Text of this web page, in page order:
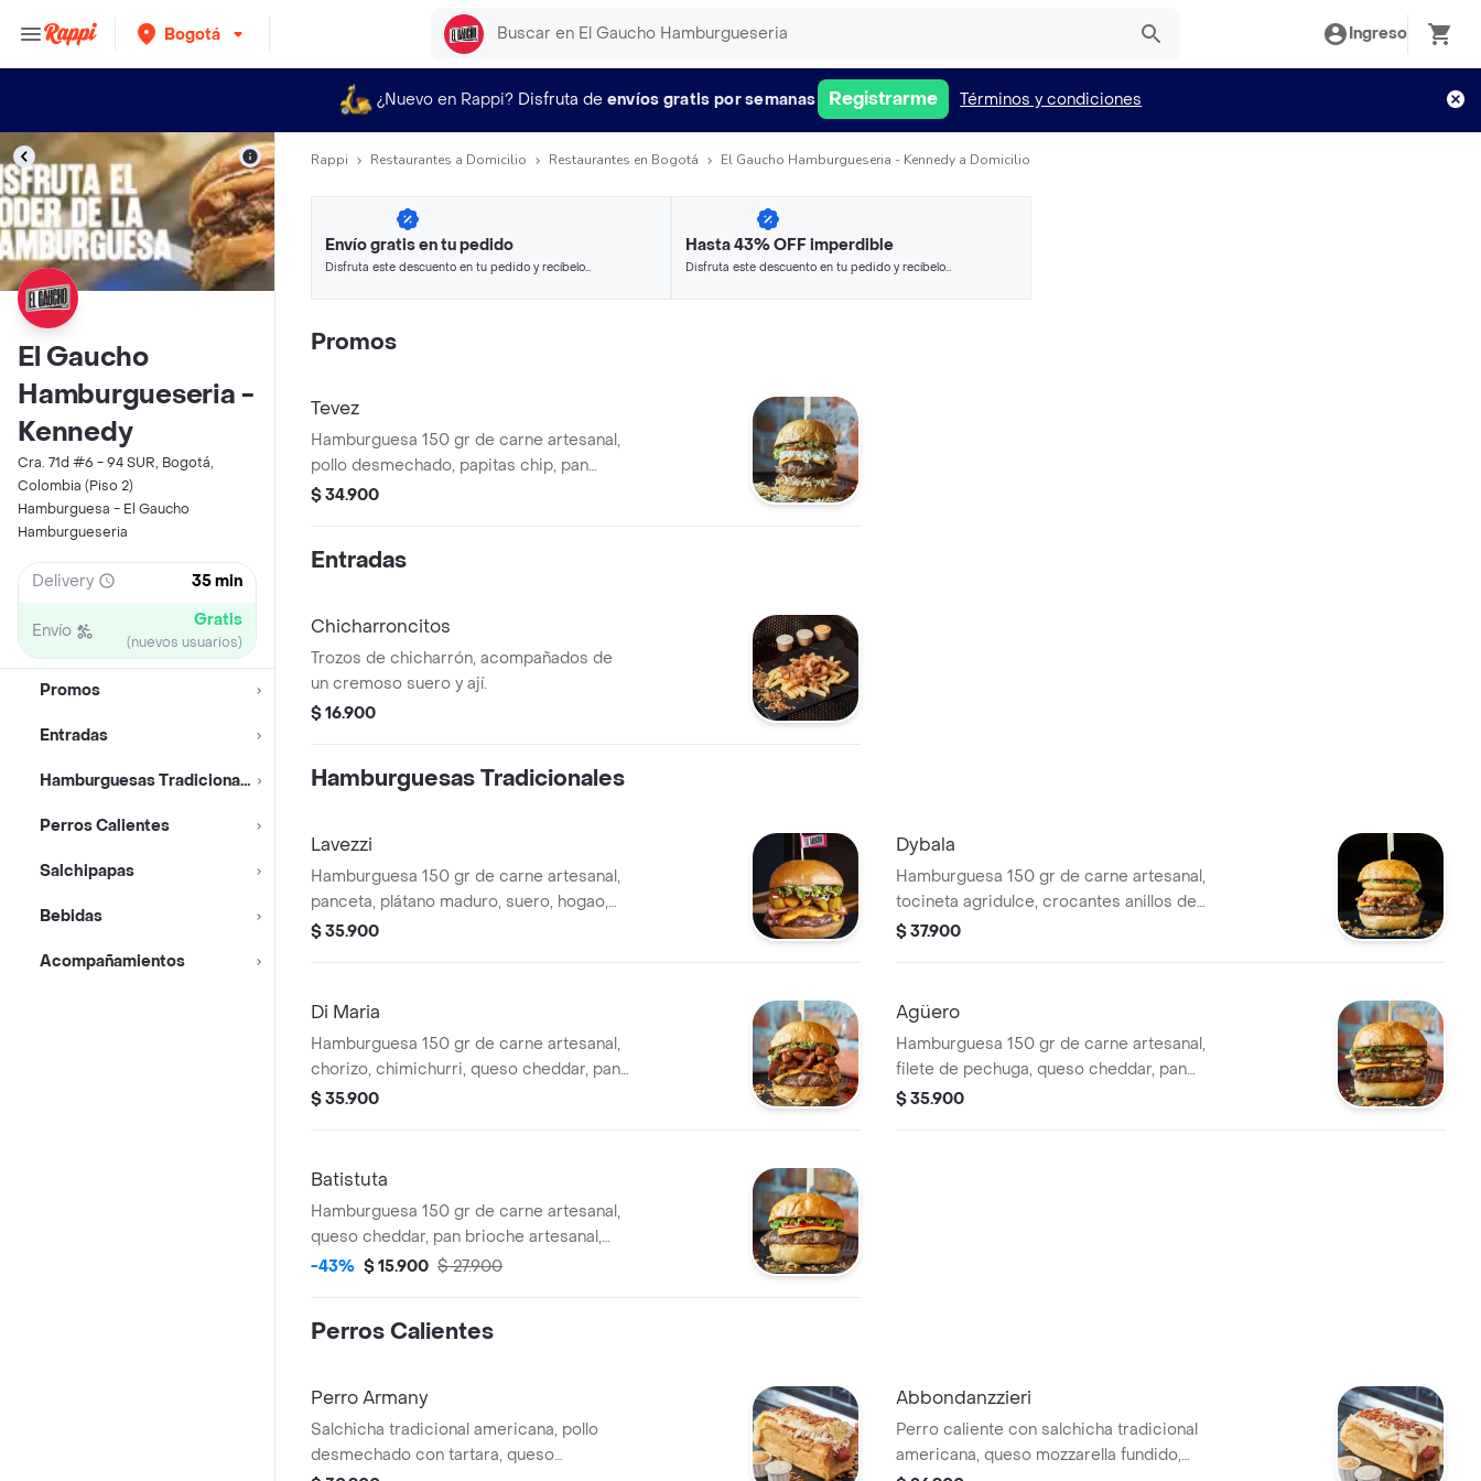
Bogotá Ingreso
¿Nuevo en Rappi? Disfruta de envíos gratis por semanas Registrarme Términos y condiciones
El Gaucho
Hamburgueseria -
Kennedy
Cra. 71d #6 - 94 SUR, Bogotá,
Colombia (Piso 2)
Hamburguesa - El Gaucho
Hamburgueseria
Delivery 35 min
Envío Gratis
(nuevos usuarios)
Promos
Entradas
Hamburguesas Tradicionales
Perros Calientes
Salchipapas
Bebidas
Acompañamientos
Rappi Restaurantes a Domicilio Restaurantes en Bogotá El Gaucho Hamburgueseria - Kennedy a Domicilio
Envío gratis en tu pedido
Disfruta este descuento en tu pedido y recíbelo
Hasta 43% OFF imperdible
Disfruta este descuento en tu pedido y recíbelo
Promos
Tevez
Hamburguesa 150 gr de carne artesanal,
pollo desmechado, papitas chip, pan
brioche artesanal, lechuga, tomate,
$ 34.900
Entradas
Chicharroncitos
Trozos de chicharrón, acompañados de
un cremoso suero y ají.
$ 16.900
Hamburguesas Tradicionales
Lavezzi
Hamburguesa 150 gr de carne artesanal,
panceta, plátano maduro, suero, hogao,
queso fundido, pan brioche artesanal,
$ 35.900
Dybala
Hamburguesa 150 gr de carne artesanal,
tocineta agridulce, crocantes anillos de
cebolla, queso cheddar, pan brioche
$ 37.900
Di Maria
Hamburguesa 150 gr de carne artesanal,
chorizo, chimichurri, queso cheddar, pan
brioche artesanal, lechuga, tomate,
$ 35.900
Agüero
Hamburguesa 150 gr de carne artesanal,
filete de pechuga, queso cheddar, pan
brioche artesanal, lechuga, cebolla,
$ 35.900
Batistuta
Hamburguesa 150 gr de carne artesanal,
queso cheddar, pan brioche artesanal,
lechuga, tomate, cebolla y salsas de la
-43% $ 15.900 $ 27.900
Perros Calientes
Perro Armany
Salchicha tradicional americana, pollo
desmechado con tartara, queso
Abbondanzzieri
Perro caliente con salchicha tradicional
americana, queso mozzarella fundido,